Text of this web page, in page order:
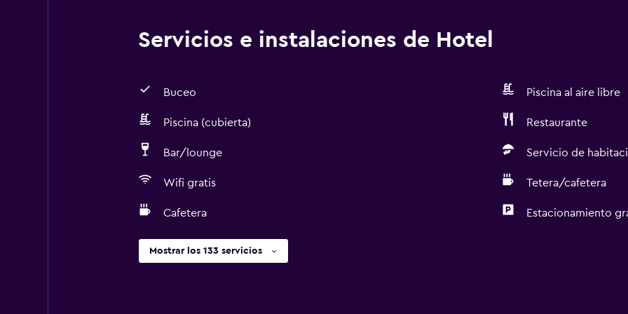
Servicios e instalaciones de Hotel
Buceo Piscina al aire libre
Piscina (cubierta) Restaurante
Bar/lounge Servicio de
Wifi gratis Tetera/cafetera
Cafetera Estacionamiento
Mostrar los 133 servicios